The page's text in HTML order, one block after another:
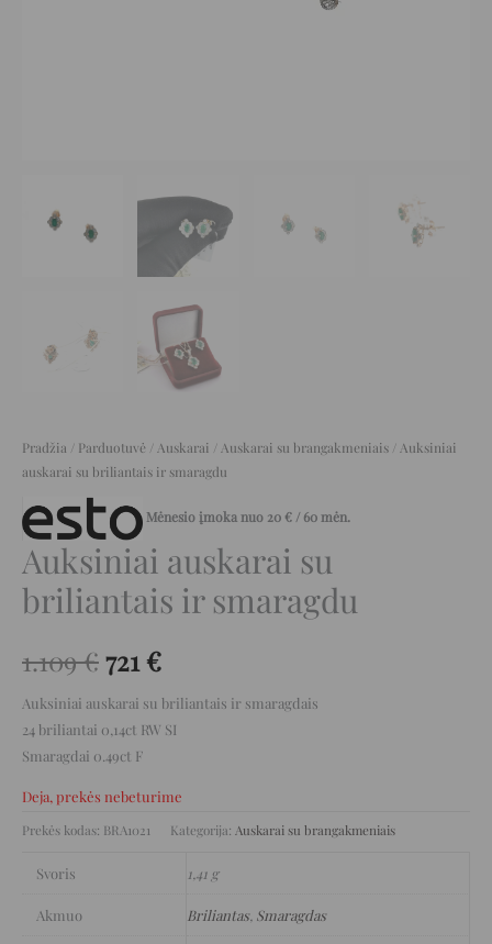
Pradžia / Parduotuvė / Auskarai / Auskarai su brangakmeniais / Auksiniai
auskarai su briliantais ir smaragdu
Mėnesio įmoka nuo 20 €/ 60 mėn.
Auksiniai auskarai su
briliantais ir smaragdu
1.109€721€
Auksiniai auskarai su briliantais ir smaragdais
24 briliantai 0,14ct RW SI
Smaragdai 0.49ct F
Deja, prekės nebeturime
Prekės kodas: BRA1021 Kategorija: Auskarai su brangakmeniais
Svoris 1,41 g
Akmuo Briliantas, Smaragdas